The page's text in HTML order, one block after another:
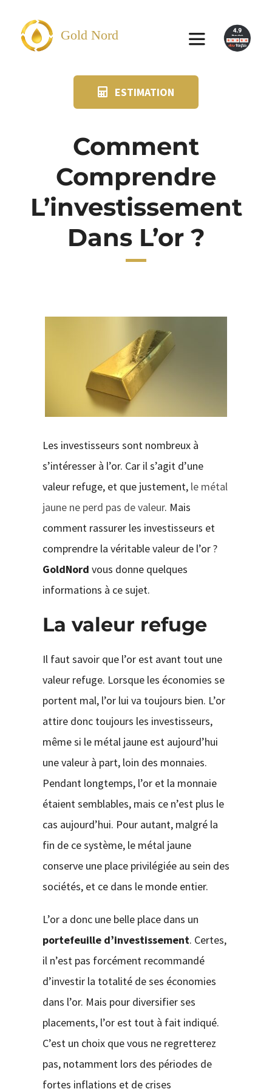
contenu
Gold Nord
Toggle
SUIVI KIT POSTAL
BLOG
ESTIMATION
Comment
Comprendre
L’investissement
Dans L’or ?
Les investisseurs sont nombreux à
s’intéresser à l’or. Car il s’agit d’une
valeur refuge, et que justement, le métal
jaune ne perd pas de valeur. Mais
comment rassurer les investisseurs et
comprendre la véritable valeur de l’or ?
GoldNord vous donne quelques
informations à ce sujet.
La valeur refuge
Il faut savoir que l’or est avant tout une
valeur refuge. Lorsque les économies se
portent mal, l’or lui va toujours bien. L’or
attire donc toujours les investisseurs,
même si le métal jaune est aujourd’hui
une valeur à part, loin des monnaies.
Pendant longtemps, l’or et la monnaie
étaient semblables, mais ce n’est plus le
cas aujourd’hui. Pour autant, malgré la
fin de ce système, le métal jaune
conserve une place privilégiée au sein des
sociétés, et ce dans le monde entier.
L’or a donc une belle place dans un
portefeuille d’investissement. Certes,
il n’est pas forcément recommandé
d’investir la totalité de ses économies
dans l’or. Mais pour diversifier ses
placements, l’or est tout à fait indiqué.
C’est un choix que vous ne regretterez
pas, notamment lors des périodes de
fortes inflations et de crises